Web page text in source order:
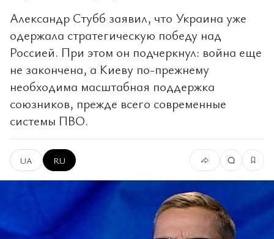
Александр Стубб заявил, что Украина уже
одержала стратегическую победу над
Россией. При этом он подчеркнул: война еще
не закончена, а Киеву по-прежнему
необходима масштабная поддержка
союзников, прежде всего современные
системы ПВО.
UA RU